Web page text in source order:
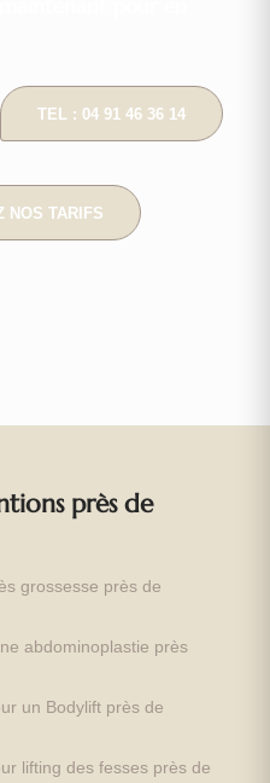
TEL : 04 91 46 36 14
NOS TARIFS
près de
grossesse près de
abdominoplastie près
un Bodylift près de
lifting des fesses près de